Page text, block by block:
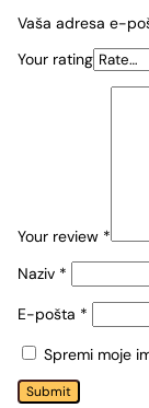
Vaša adresa e-
Your rating
Your review *
Naziv *
E-pošta *
Spremi moje
Submit